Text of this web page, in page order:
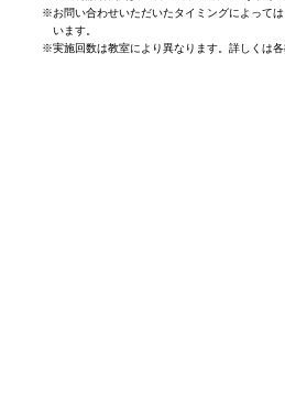
※お問い合わせいただいたタイミングによって
います。
※実施回数は教室により異なります。詳しくは